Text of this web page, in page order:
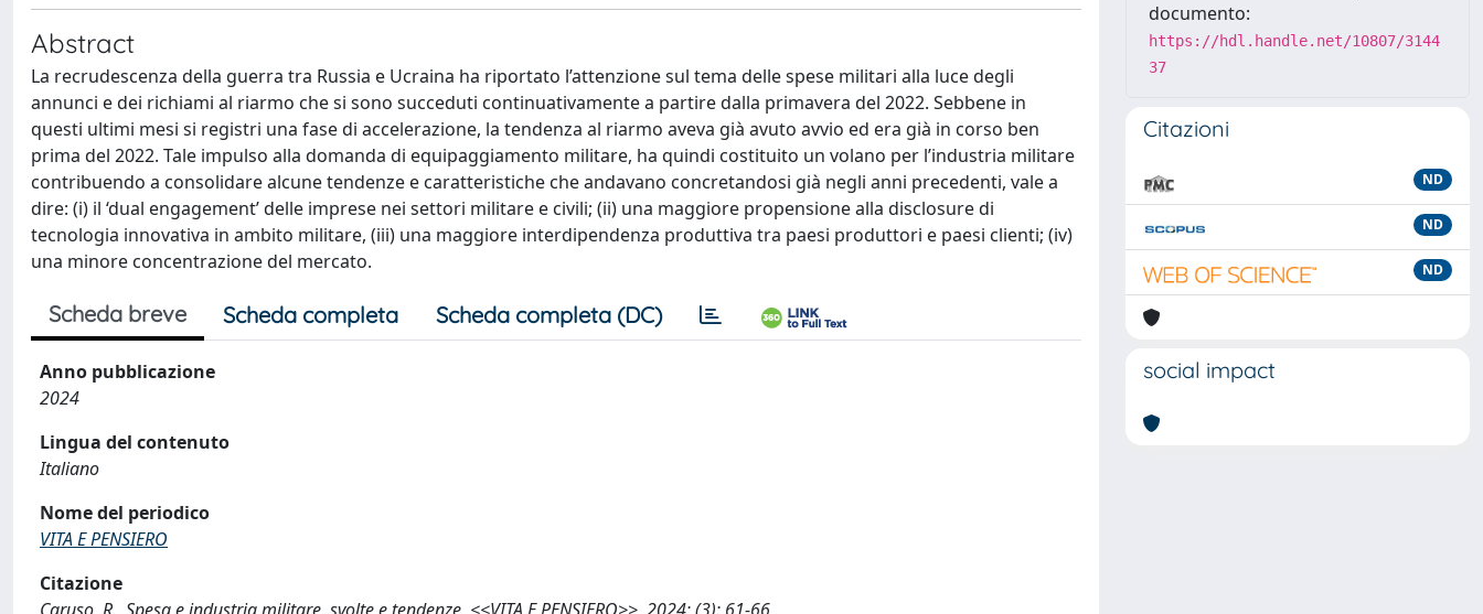
Abstract
La recrudescenza della guerra tra Russia e Ucraina ha riportato l’attenzione sul tema delle spese militari alla luce degli
annunci e dei richiami al riarmo che si sono succeduti continuativamente a partire dalla primavera del 2022. Sebbene in
questi ultimi mesi si registri una fase di accelerazione, la tendenza al riarmo aveva già avuto avvio ed era già in corso ben
prima del 2022. Tale impulso alla domanda di equipaggiamento militare, ha quindi costituito un volano per l’industria militare
contribuendo a consolidare alcune tendenze e caratteristiche che andavano concretandosi già negli anni precedenti, vale a
dire: (i) il ‘dual engagement’ delle imprese nei settori militare e civili; (ii) una maggiore propensione alla disclosure di
tecnologia innovativa in ambito militare, (iii) una maggiore interdipendenza produttiva tra paesi produttori e paesi clienti; (iv)
una minore concentrazione del mercato.
Scheda breve Scheda completa Scheda completa (DC)
Anno pubblicazione
2024
Lingua del contenuto
Italiano
Nome del periodico
VITA E PENSIERO
Citazione
documento:
https://hdl.handle.net/10807/3144
37
Citazioni
ND
ND
ND
social impact